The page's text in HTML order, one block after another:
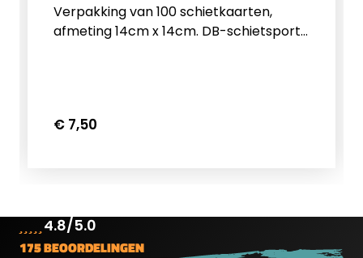
Verpakking van 100 schietkaarten,
afmeting 14cm x 14cm. DB-schietsport
met een luchtbuks.
€ 7,50
4.8/5.0
175 BEOORDELINGEN